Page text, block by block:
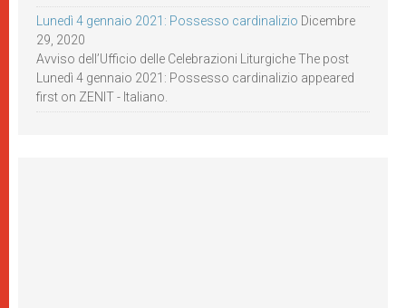
Lunedì 4 gennaio 2021: Possesso cardinalizio Dicembre
29, 2020
Avviso dell’Ufficio delle Celebrazioni Liturgiche The post
Lunedì 4 gennaio 2021: Possesso cardinalizio appeared
first on ZENIT - Italiano.